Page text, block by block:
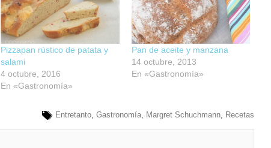
Pizzapan rústico de patata y
salami
4 octubre, 2016
En «Gastronomía»
Pan de aceite y manzana
14 octubre, 2013
En «Gastronomía»
Entretanto Gastronomía Margret Schuchmann Recetas